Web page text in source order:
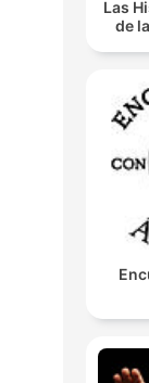
Las
de